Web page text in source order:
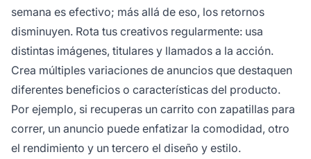
semana es efectivo; más allá de eso, los retornos
disminuyen. Rota tus creativos regularmente: usa
distintas imágenes, titulares y llamados a la acción.
Crea múltiples variaciones de anuncios que destaquen
diferentes beneficios o características del producto.
Por ejemplo, si recuperas un carrito con zapatillas para
correr, un anuncio puede enfatizar la comodidad, otro
el rendimiento y un tercero el diseño y estilo.